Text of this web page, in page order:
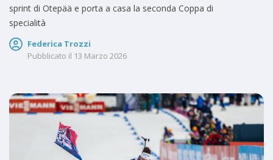
sprint di Otepää e porta a casa la seconda Coppa di
specialità
Federica Trozzi
Pubblicato il 13 Marzo 2026